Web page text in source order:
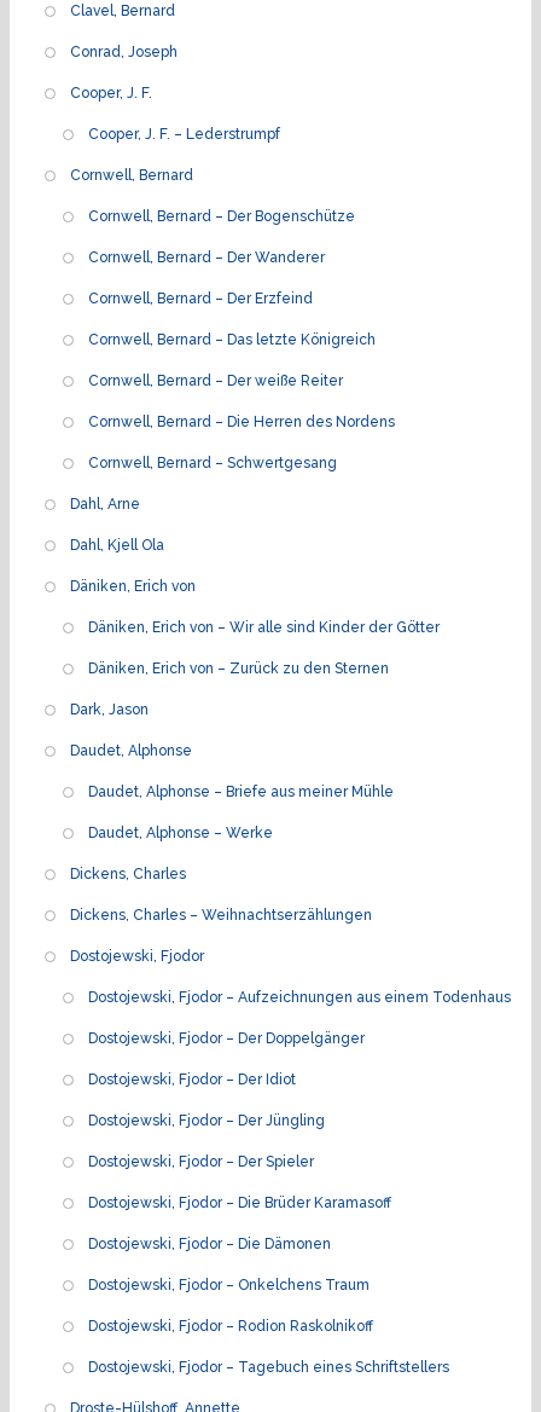
Clavel, Bernard
Conrad, Joseph
Cooper, J. F.
Cooper, J. F. – Lederstrumpf
Cornwell, Bernard
Cornwell, Bernard – Der Bogenschütze
Cornwell, Bernard – Der Wanderer
Cornwell, Bernard – Der Erzfeind
Cornwell, Bernard – Das letzte Königreich
Cornwell, Bernard – Der weiße Reiter
Cornwell, Bernard – Die Herren des Nordens
Cornwell, Bernard – Schwertgesang
Dahl, Arne
Dahl, Kjell Ola
Däniken, Erich von
Däniken, Erich von – Wir alle sind Kinder der Götter
Däniken, Erich von – Zurück zu den Sternen
Dark, Jason
Daudet, Alphonse
Daudet, Alphonse – Briefe aus meiner Mühle
Daudet, Alphonse – Werke
Dickens, Charles
Dickens, Charles – Weihnachtserzählungen
Dostojewski, Fjodor
Dostojewski, Fjodor – Aufzeichnungen aus einem Todenhaus
Dostojewski, Fjodor – Der Doppelgänger
Dostojewski, Fjodor – Der Idiot
Dostojewski, Fjodor – Der Jüngling
Dostojewski, Fjodor – Der Spieler
Dostojewski, Fjodor – Die Brüder Karamasoff
Dostojewski, Fjodor – Die Dämonen
Dostojewski, Fjodor – Onkelchens Traum
Dostojewski, Fjodor – Rodion Raskolnikoff
Dostojewski, Fjodor – Tagebuch eines Schriftstellers
Droste-Hülshoff, Annette